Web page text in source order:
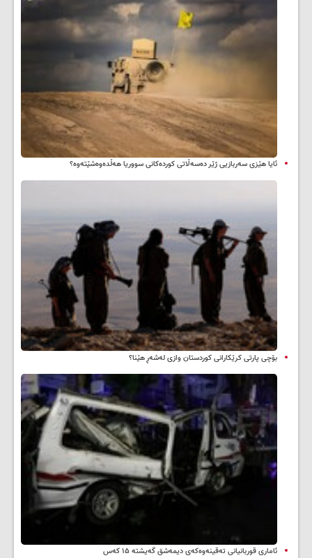
ئایا هێزی سەربازیی ژێر دەسەڵاتی کوردەکانی سووریا هەڵدەوەشێتەوە؟
بۆچی پارتی کرێکارانی کوردستان وازی لەشەڕ هێنا؟
ئاماری قوربانیانی تەقینەوەکەی دیمەشق گەیشتە ۱۵ کەس